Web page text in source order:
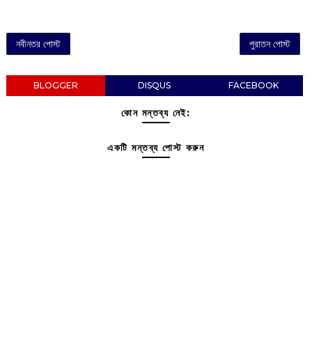
নবীনতর পোস্ট পুরাতন পোস্ট
BLOGGER DISQUS FACEBOOK
কোন মন্তব্য নেই:
একটি মন্তব্য পোস্ট করুন